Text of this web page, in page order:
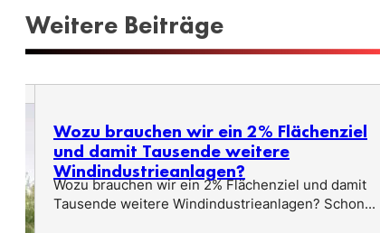
Weitere Beiträge
Wozu brauchen wir ein 2% Flächenziel
und damit Tausende weitere
Windindustrieanlagen?
Wozu brauchen wir ein 2% Flächenziel und damit
Tausende weitere Windindustrieanlagen? Schon...